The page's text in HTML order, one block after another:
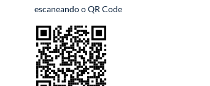
escaneando o QR Code